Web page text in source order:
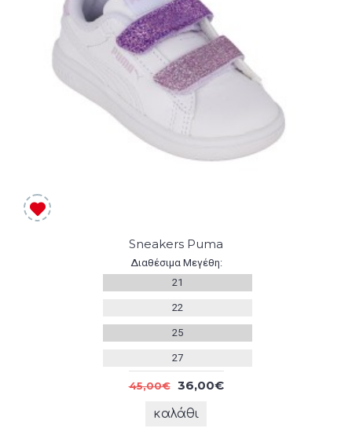
Sneakers Puma
Διαθέσιμα Μεγέθη:
21
22
25
27
45,00€ 36,00€
καλάθι